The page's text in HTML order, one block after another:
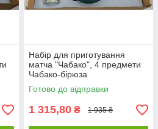
Набір для приготування
матча "Чабако", 4 предмети
Чабако-бірюза
Готово до відправки
1 315,80 ₴ 1 935 ₴